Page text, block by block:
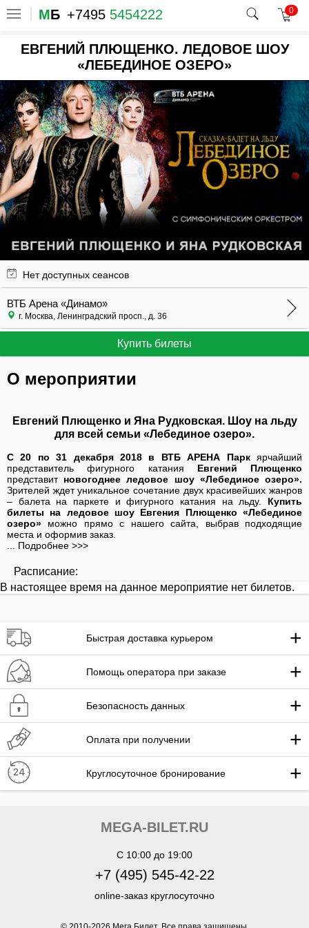
МБ +7495 5454222 0
ЕВГЕНИЙ ПЛЮЩЕНКО. ЛЕДОВОЕ ШОУ
«ЛЕБЕДИНОЕ ОЗЕРО»
Нет доступных сеансов
ВТБ Арена «Динамо»
г. Москва, Ленинградский просп., д. 36
Купить билеты
О мероприятии
Евгений Плющенко и Яна Рудковская. Шоу на льду
для всей семьи «Лебединое озеро».
С 20 по 31 декабря 2018 в ВТБ АРЕНА Парк ярчайший
представитель фигурного катания
Евгений Плющенко
представит новогоднее ледовое шоу «Лебединое озеро».
Зрителей ждет уникальное сочетание двух красивейших жанров
– балета на паркете и фигурного катания на льду. Купить
билеты на ледовое шоу Евгения Плющенко «Лебединое
озеро» можно прямо с нашего сайта, выбрав подходящие
места и оформив заказ.
... Подробнее >>>
Расписание:
В настоящее время на данное мероприятие нет билетов.
Быстрая доставка курьером +
Помощь оператора при заказе +
Безопасность данных +
Оплата при получении +
Круглосуточное бронирование +
MEGA-BILET.RU
C 10:00 до 19:00
+7 (495) 545-42-22
online-заказ круглосуточно